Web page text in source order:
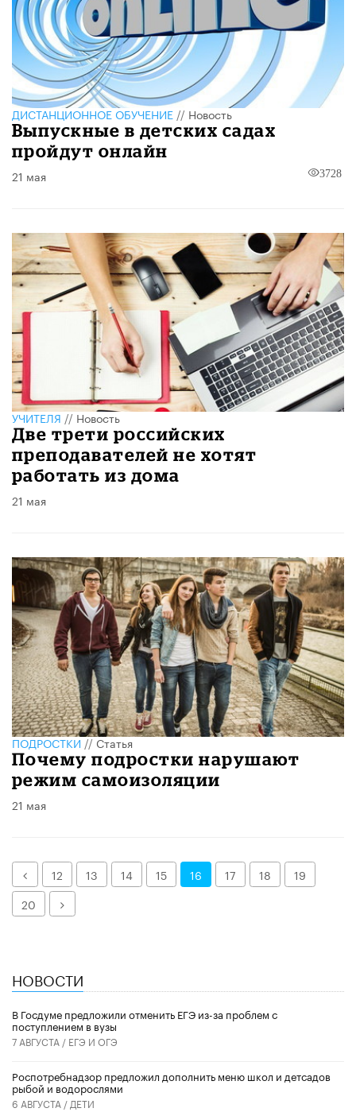
ДИСТАНЦИОННОЕ ОБУЧЕНИЕ // Новость
Выпускные в детских садах
пройдут онлайн
21 мая 3728
УЧИТЕЛЯ//Новость
Две трети российских
преподавателей не хотят
работать из дома
21 мая
ПОДРОСТКИ//Статья
Почему подростки нарушают
режим самоизоляции
21 мая
Назад
12 13 14 15 16 17 18
19
20
Далее
НОВОСТИ
В Госдуме предложили отменить ЕГЭ из-за проблем с
поступлением в вузы
7 АВГУСТА / ЕГЭ И ОГЭ
Роспотребнадзор предложил дополнить меню школ и детсадов
рыбой и водорослями
6 АВГУСТА / ДЕТИ